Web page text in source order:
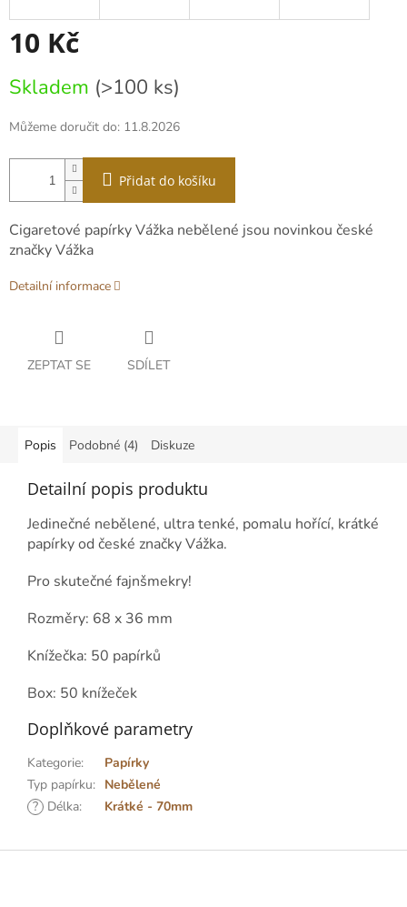
10 Kč
cena:
Skladem (>100 ks)
Můžeme doručit do: 11.8.2026
Přidat do košíku
Cigaretové papírky Vážka nebělené jsou novinkou české
značky Vážka
Detailní informace
ZEPTAT SE SDÍLET
Popis Podobné (4) Diskuze
Detailní popis produktu
Jedinečné nebělené, ultra tenké, pomalu hořící, krátké
papírky od české značky Vážka.
Pro skutečné fajnšmekry!
Rozměry: 68 x 36 mm
Knížečka: 50 papírků
Box: 50 knížeček
Doplňkové parametry
Kategorie:
Papírky
Typ papírku: Nebělené
? Délka: Krátké - 70mm
Z